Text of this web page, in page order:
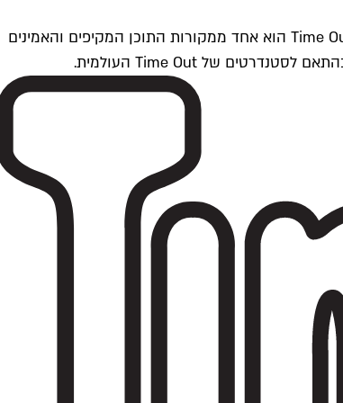
Time Outתל אביב הוא חלק מרשת Time Out Global — רשת מדיה בינלאומית הפועלת ב-360 ערים מרכזיות וב-60 מדינות ברחבי העולם. Time Out הוא אחד ממקורות התוכן המקיפים והאמינים